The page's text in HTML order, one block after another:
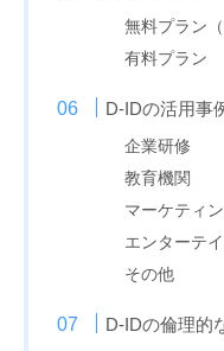
無料プラン（
有料プラン
D-IDの活用事
企業研修
教育機関
マーケティ
エンターテ
その他
D-IDの倫理的